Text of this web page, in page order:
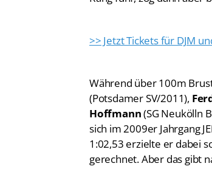
>> Jetzt Tickets für DJM
Während über 100m
(Potsdamer SV/2011),
Hoffmann(SG Neukölln
sich im 2009er Jahrgang
1:02,53 erzielte er dabei
gerechnet. Aber das gibt